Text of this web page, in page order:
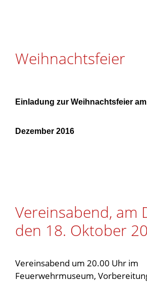
Weihnachtsfeier
Einladung zur Weihnachtsfeier
Dezember 2016
Vereinsabend, am
den 18. Oktober
Vereinsabend um 20.00 Uhr im
Feuerwehrmuseum,